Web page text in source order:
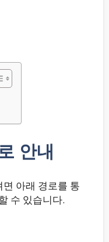
안내
아래 경로를 통
수 있습니다.